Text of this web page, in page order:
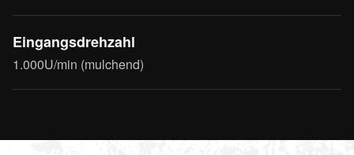
Eingangsdrehzahl
1.000U/min (mulchend)